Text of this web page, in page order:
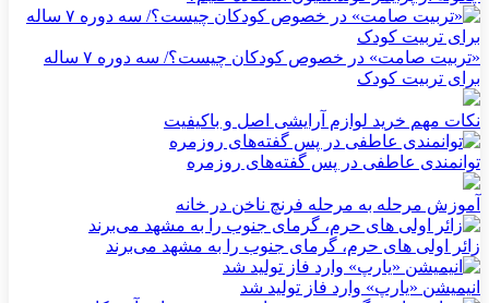
«تربیت صامت» در خصوص کودکان چیست؟/ سه دوره ۷ ساله
برای تربیت کودک
نکات مهم خرید لوازم آرایشی اصل و باکیفیت
توانمندی عاطفی در پس گفته‌های روزمره
آموزش مرحله به مرحله فرنچ ناخن در خانه
زائر اولی های حرم، گرمای جنوب را به مشهد می‌برند
انیمیشن «یارپ» وارد فاز تولید شد